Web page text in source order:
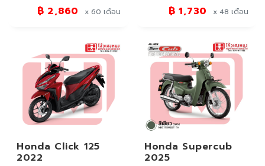
฿ 2,860 x 60 เดือน ฿ 1,730 x 48 เดือน
Honda Click 125
2022
Honda Supercub
2025